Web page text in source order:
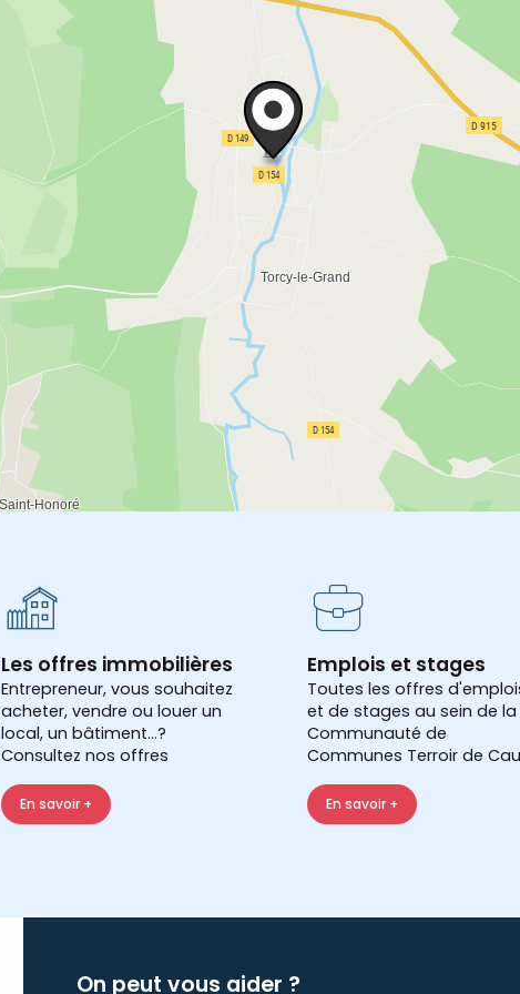
Les offres immobilières
Entrepreneur, vous souhaitez
acheter, vendre ou louer un
local, un bâtiment...?
Consultez nos offres
En savoir +
Emplois et stages
Toutes les offres
et de stages au sein de la
Communauté de
Communes Terroir de
En savoir +
On peut vous aider ?